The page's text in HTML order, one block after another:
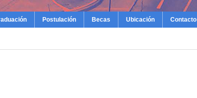
Postulación Becas Ubicación Contacto